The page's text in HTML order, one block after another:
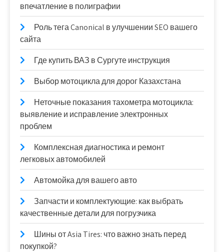
впечатление в полиграфии
Роль тега Canonical в улучшении SEO вашего
сайта
Где купить ВАЗ в Сургуте инструкция
Выбор мотоцикла для дорог Казахстана
Неточные показания тахометра мотоцикла:
выявление и исправление электронных
проблем
Комплексная диагностика и ремонт
легковых автомобилей
Автомойка для вашего авто
Запчасти и комплектующие: как выбрать
качественные детали для погрузчика
Шины от Asia Tires: что важно знать перед
покупкой?